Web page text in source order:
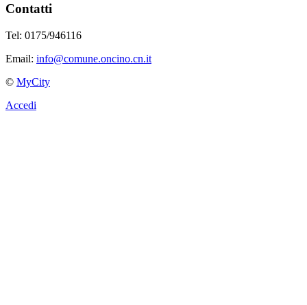
Contatti
Tel: 0175/946116
Email: info@comune.oncino.cn.it
© MyCity
Accedi